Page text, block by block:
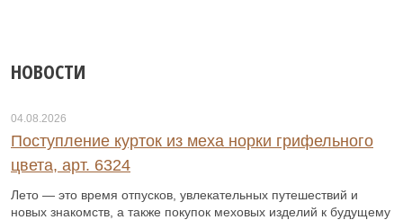
НОВОСТИ
04.08.2026
Поступление курток из меха норки грифельного
цвета, арт. 6324
Лето — это время отпусков, увлекательных путешествий и
новых знакомств, а также покупок меховых изделий к будущему